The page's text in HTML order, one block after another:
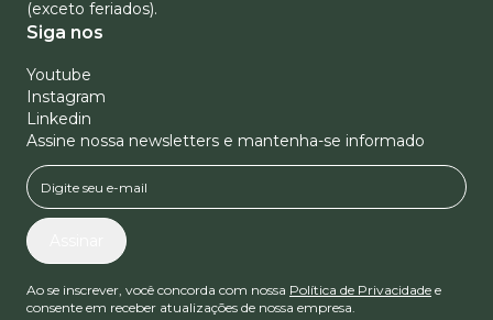
(exceto feriados).
Siga nos
Youtube
Instagram
Linkedin
Assine nossa newsletters e mantenha-se informado
Ao se inscrever, você concorda com nossa Política de Privacidade e
consente em receber atualizações de nossa empresa.